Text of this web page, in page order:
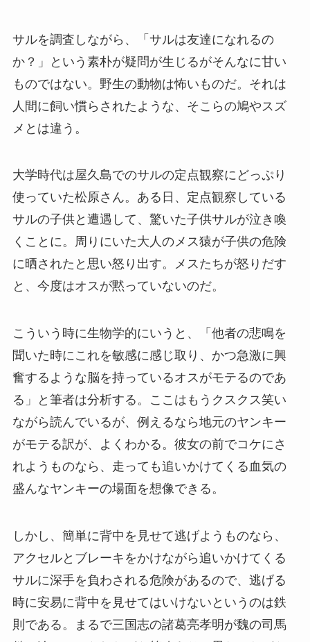
サルを調査しながら、「サルは友達になれるの
か？」という素朴が疑問が生じるがそんなに甘い
ものではない。野生の動物は怖いものだ。それは
人間に飼い慣らされたような、そこらの鳩やスズ
メとは違う。
大学時代は屋久島でのサルの定点観察にどっぷり
使っていた松原さん。ある日、定点観察している
サルの子供と遭遇して、驚いた子供サルが泣き喚
くことに。周りにいた大人のメス猿が子供の危険
に晒されたと思い怒り出す。メスたちが怒りだす
と、今度はオスが黙っていないのだ。
こういう時に生物学的にいうと、「他者の悲鳴を
聞いた時にこれを敏感に感じ取り、かつ急激に興
奮するような脳を持っているオスがモテるのであ
る」と筆者は分析する。ここはもうクスクス笑い
ながら読んでいるが、例えるなら地元のヤンキー
がモテる訳が、よくわかる。彼女の前でコケにさ
れようものなら、走っても追いかけてくる血気の
盛んなヤンキーの場面を想像できる。
しかし、簡単に背中を見せて逃げようものなら、
アクセルとブレーキをかけながら追いかけてくる
サルに深手を負わされる危険があるので、逃げる
時に安易に背中を見せてはいけないというのは鉄
則である。まるで三国志の諸葛亮孝明が魏の司馬